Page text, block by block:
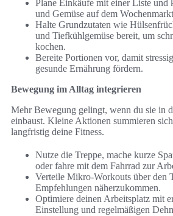
Plane Einkäufe mit einer Liste und
und Gemüse auf dem
Halte Grundzutaten wie
und Tiefkühlgemüse bereit, um
kochen.
Bereite Portionen vor, damit
gesunde Ernährung fördern.
Bewegung im Alltag integrieren
Mehr Bewegung gelingt, wenn du sie in
einbaust. Kleine Aktionen summieren
langfristig deine Fitness.
Nutze die Treppe, mache kurze
oder fahre mit dem Fahrrad zur
Verteile Mikro-Workouts über den
Empfehlungen näherzukommen.
Optimiere deinen Arbeitsplatz mit
Einstellung und regelmäßigen